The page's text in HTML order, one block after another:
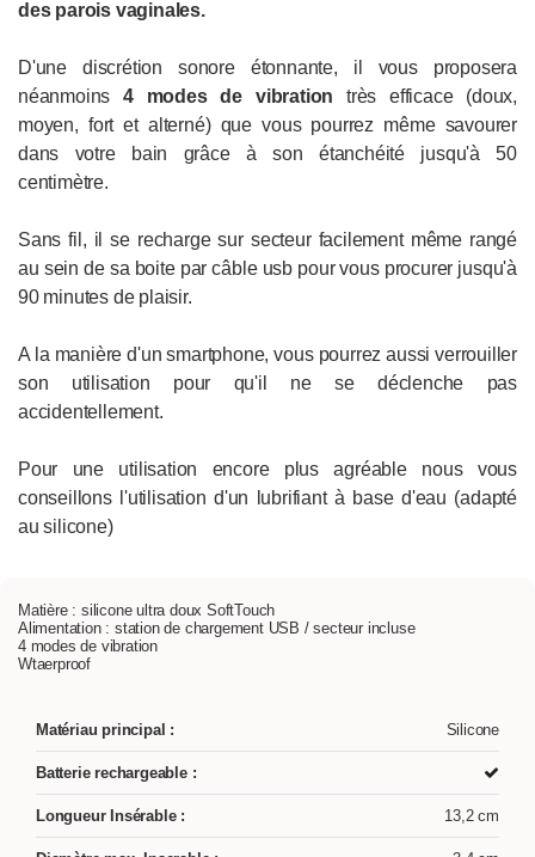
des parois vaginales.
D'une discrétion sonore étonnante, il vous proposera
néanmoins4 modes de vibration très efficace (doux,
moyen, fort et alterné) que vous pourrez même savourer
dans votre bain grâce à son étanchéité jusqu'à 50
centimètre.
Sans fil, il se recharge sur secteur facilement même rangé
au sein de sa boite par câble usb pour vous procurer jusqu'à
90 minutes de plaisir.
A la manière d'un smartphone, vous pourrez aussi verrouiller
son utilisation pour qu'il ne se déclenche pas
accidentellement.
Pour une utilisation encore plus agréable nous vous
conseillons l'utilisation d'un lubrifiant à base d'eau (adapté
au silicone)
Matière : silicone ultra doux SoftTouch
Alimentation : station de chargement USB / secteur incluse
4 modes de vibration
Wtaerproof
Matériau principal : Silicone
Batterie rechargeable :
Longueur Insérable : 13,2 cm